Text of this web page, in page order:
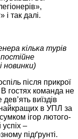
і так далі.
кілька турів
новинки)
після прикрої
гостях команда не
виїздів
найкращих в УПЛ за
ігор лютого-
успіх –
підґрунті.